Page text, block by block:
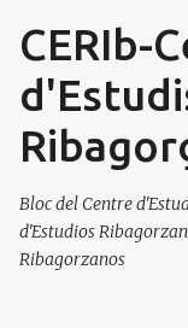
CERIb-
Bloc del Centre
d'Estudios
Ribagorzanos